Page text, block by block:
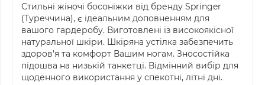
Стильні жіночі босоніжки від бренду Springer
(Туреччина), є ідеальним доповненням для
вашого гардеробу. Виготовлені із високоякісної
натуральної шкіри. Шкіряна устілка забезпечить
здоров'я та комфорт Вашим ногам. Зносостійка
підошва на низькій танкетці. Відмінний вибір для
щоденного використання у спекотні, літні дні.